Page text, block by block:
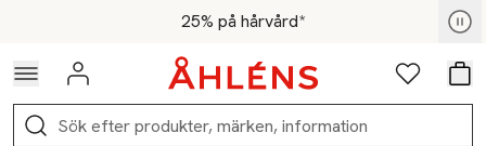
Hoppa till navigationsmenyn25% på hårvård*
För medlemmar - Shoppa nu
Logga in Favoriter
Sök